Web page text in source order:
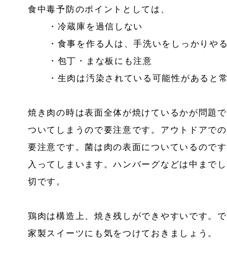
食中毒予防のポイントとしては、
・冷蔵庫を過信しない
・食事を作る人は、手洗いをしっかりや
・包丁・まな板にも注意
・生肉は汚染されている可能性があると
焼き肉の時は表面全体が焼けているかが問題
ついてしまうので要注意です。アウトドアで
要注意です。菌は肉の表面についているので
入ってしまいます。ハンバーグなどは中まで
切です。
鶏肉は構造上、焼き残しができやすいです。
家製スイーツにも気をつけておきましょう。